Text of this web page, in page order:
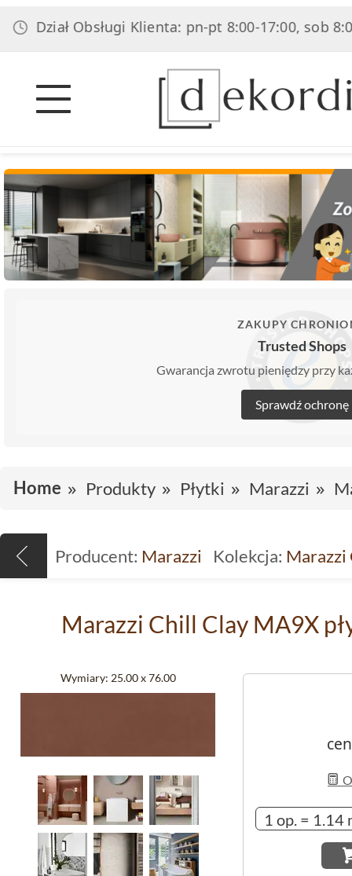
Obsługi Klienta: pn-pt 8:00-17:00, sob 8:00-14:00
ZAKUPY
Trusted Shops
Gwarancja zwrotu pieniędzy przy
Sprawdź ochronę
Home Produkty Płytki Marazzi
Producent: Marazzi Kolekcja: Marazzi
Marazzi Chill Clay MA9X
Wymiary: 25.00 x 76.00